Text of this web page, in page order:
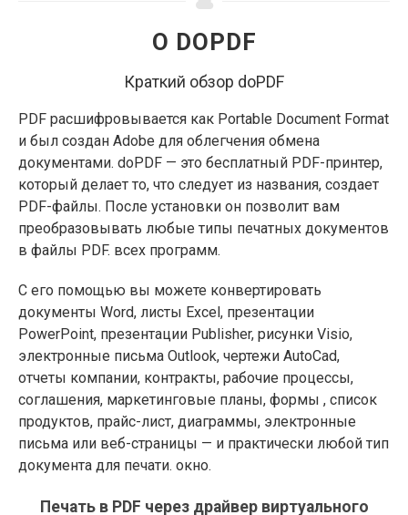
О DOPDF
Краткий обзор doPDF
PDF расшифровывается как Portable Document Format
и был создан Adobe для облегчения обмена
документами. doPDF — это бесплатный PDF-принтер,
который делает то, что следует из названия, создает
PDF-файлы. После установки он позволит вам
преобразовывать любые типы печатных документов
в файлы PDF. всех программ.
С его помощью вы можете конвертировать
документы Word, листы Excel, презентации
PowerPoint, презентации Publisher, рисунки Visio,
электронные письма Outlook, чертежи AutoCad,
отчеты компании, контракты, рабочие процессы,
соглашения, маркетинговые планы, формы , список
продуктов, прайс-лист, диаграммы, электронные
письма или веб-страницы — и практически любой тип
документа для печати. окно.
Печать в PDF через драйвер виртуального